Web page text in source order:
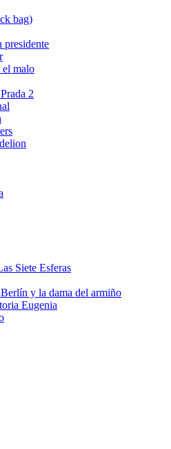
bag)
presidente
malo
2
Siete Esferas
y la dama del armiño
Eugenia